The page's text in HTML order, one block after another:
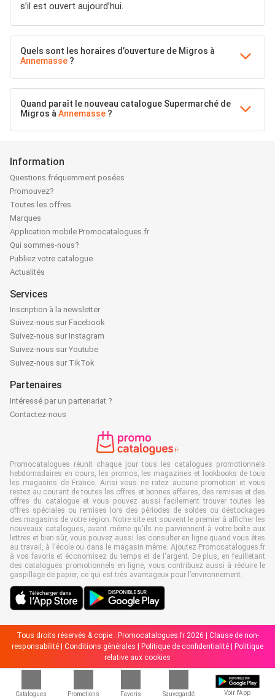
Catalogues Promotions Favoris Sauvegardé Voir l'App
s’il est ouvert aujourd’hui.
Quels sont les horaires d’ouverture de Migros à
Annemasse ?
Quand paraît le nouveau catalogue Supermarché de
Migros à Annemasse ?
Information
Questions fréquemment posées
Promouvez?
Toutes les offres
Marques
Application mobile Promocatalogues.fr
Qui sommes-nous?
Publiez votre catalogue
Actualités
Services
Inscription à la newsletter
Suivez-nous sur Facebook
Suivez-nous sur Instagram
Suivez-nous sur Youtube
Suivez-nous sur TikTok
Partenaires
Intéressé par un partenariat ?
Contactez-nous
Promocatalogues réunit chaque jour tous les catalogues promotionnels
hebdomadaires en cours, les promos, les magazines et lookbooks de tous
les magasins de France. Ainsi vous ne ratez aucune promotion et vous
restez au courant de toutes les offres et bonnes affaires, des remises et des
offres du catalogue et vous pouvez aussi facilement trouver toutes les
offres spéciales ou remises lors des périodes de soldes ou déstockages
des magasins de votre région. Notre site est souvent le premier à afficher les
nouveaux catalogues, avant même qu'ils ne parviennent à votre boîte aux
lettres et bien sûr, vous pouvez aussi les consulter en ligne quand vous êtes
au travail, à l'école ou dans le magasin même. Ajoutez Promocatalogues.fr
à vos favoris et économisez du temps et de l'argent. De plus, en feuilletant
des catalogues promotionnels en ligne, vous contribuez aussi à réduire le
gaspillage de papier, ce qui est très avantageux pour l’environnement.
Tous droits réservés & copie : Promocatalogues.fr 2026 | Clause de non-
responsabilité
Conditions générales Politique de confidentialité
Politique
relative aux cookies